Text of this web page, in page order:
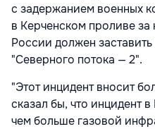
с задержанием военных
в Керченском проливе
России должен заставить
"Северного потока — 2".
"Этот инцидент вносит
сказал бы, что инцидент
чем больше газовой